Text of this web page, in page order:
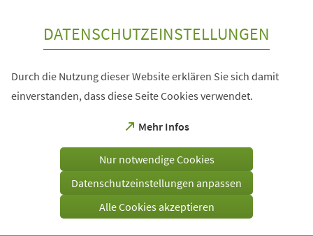
DATENSCHUTZEINSTELLUNGEN
Durch die Nutzung dieser Website erklären Sie sich damit
einverstanden, dass diese Seite Cookies verwendet.
Mehr Infos
(Öffnet
einem
Tab)
Nur notwendige Cookies
Datenschutzeinstellungen anpassen
Alle Cookies akzeptieren